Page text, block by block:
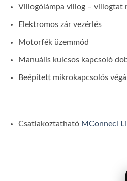
Villogólámpa villog – villogtat
Elektromos zár vezérlés
Motorfék üzemmód
Manuális kulcsos kapcsoló
Beépített mikrokapcsolós
Csatlakoztatható MConnecl